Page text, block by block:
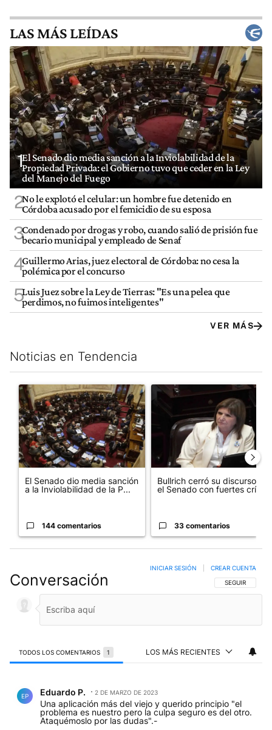
LAS MÁS LEÍDAS
1El Senado dio media sanción a la Inviolabilidad de la
Propiedad Privada: el Gobierno tuvo que ceder en la Ley
del Manejo del Fuego
2No le explotó el celular: un hombre fue detenido en
Córdoba acusado por el femicidio de su esposa
3Condenado por drogas y robo, cuando salió de prisión fue
becario municipal y empleado de Senaf
4Guillermo Arias, juez electoral de Córdoba: no cesa la
polémica por el concurso
5Luis Juez sobre la Ley de Tierras: "Es una pelea que
perdimos, no fuimos inteligentes"
VER MÁS
Noticias en Tendencia
Este listado muestra los artículos con más comentarios en los
Un artículo de tendencia con el título "El Senado dio media
El Senado dio media sanción
a la Inviolabilidad de la P...
144 comentarios
Un artículo de tendencia con
Bullrich cerró su discurso en
el Senado con fuertes crí...
33 comentarios
Conversación SIGA ESTA
SEGUIR
INICIAR SESIÓN CREAR CUENTA
TODOS LOS COMENTARIOS 1 LOS MÁS RECIENTES
EP Eduardo P. 2 DE MARZO DE 2023
Una aplicación más del viejo y querido principio "el
problema es nuestro pero la culpa seguro es del otro.
Ataquémoslo por las dudas".-